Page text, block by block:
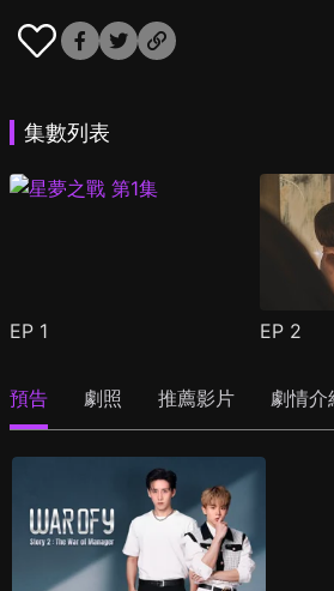
集數列表
EP 1 EP 2
預告 劇照 推薦影片 劇情介